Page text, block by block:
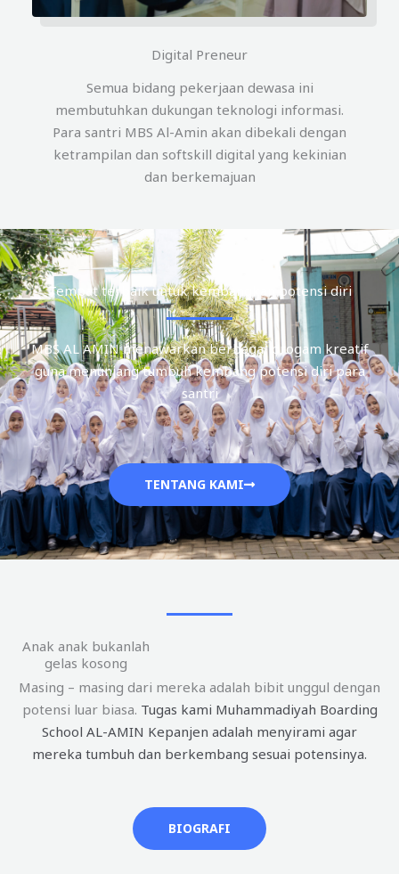
Digital Preneur
Semua bidang pekerjaan dewasa ini
membutuhkan dukungan teknologi informasi.
Para santri MBS Al-Amin akan dibekali dengan
ketrampilan dan softskill digital yang kekinian
dan berkemajuan
Tempat terbaik untuk kembangkan potensi diri
MBS AL AMIN menawarkan berbagai progam kreatif
guna menunjang tumbuh kembang potensi diri para
santri
TENTANG KAMI
Anak anak bukanlah
gelas kosong
Masing – masing dari mereka adalah bibit unggul dengan
potensi luar biasa. Tugas kami Muhammadiyah Boarding
School AL-AMIN Kepanjen adalah menyirami agar
mereka tumbuh dan berkembang sesuai potensinya.
BIOGRAFI